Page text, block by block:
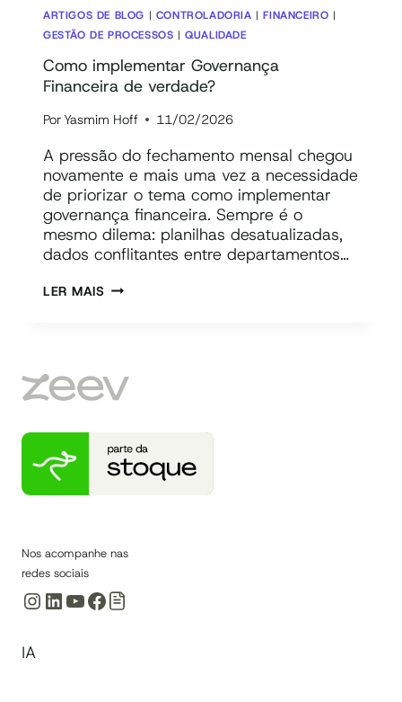
ARTIGOS DE BLOG | CONTROLADORIA |FINANCEIRO |
GESTÃO DE PROCESSOS |QUALIDADE
Como implementar Governança
Financeira de verdade?
Por Yasmim Hoff 11/02/2026
A pressão do fechamento mensal chegou
novamente e mais uma vez a necessidade
de priorizar o tema como implementar
governança financeira. Sempre é o
mesmo dilema: planilhas desatualizadas,
dados conflitantes entre departamentos…
LER MAISCOMO
VERDADE?
Nos acompanhe nas
redes sociais
Instagram
LinkedIn
Youtube
Facebook
IA